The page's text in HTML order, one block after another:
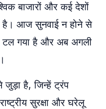
बाजारों और कई देशों
है। आज सुनवाई न होने से
टल गया है और अब अगली
है, जिन्हें ट्रंप
सुरक्षा और घरेलू